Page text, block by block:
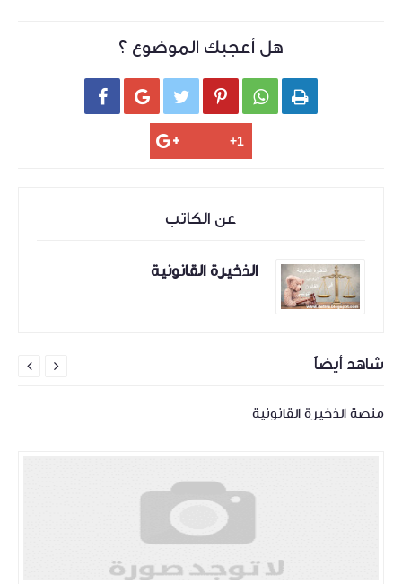
هل أعجبك الموضوع ؟
     
عن الكاتب
الذخيرة القانونية
شاهد أيضاً
منصة الذخيرة القانونية

